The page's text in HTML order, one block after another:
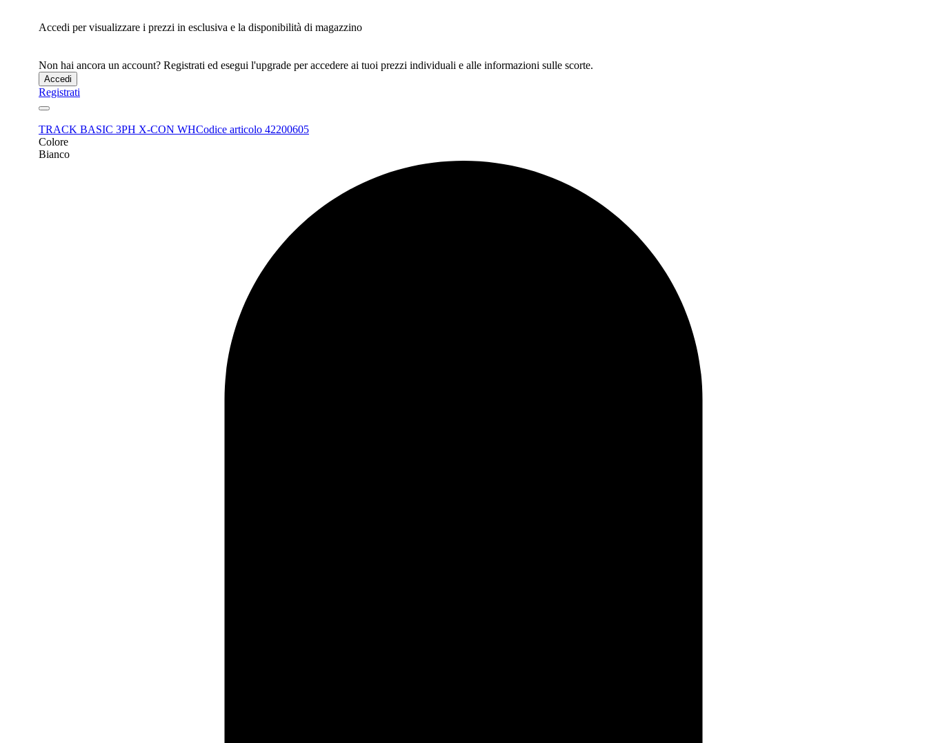
Accedi per visualizzare i prezzi in esclusiva e la disponibilità di magazzino
Non hai ancora un account? Registrati ed esegui l'upgrade per accedere ai tuoi prezzi individuali e alle informazioni sulle scorte.
Accedi
Registrati
TRACK BASIC 3PH X-CON WHCodice articolo 42200605
Colore
Bianco